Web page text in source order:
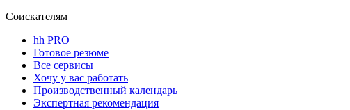
Соискателям
hh PRO
Готовое резюме
Все сервисы
Хочу у вас работать
Производственный календарь
Экспертная рекомендация